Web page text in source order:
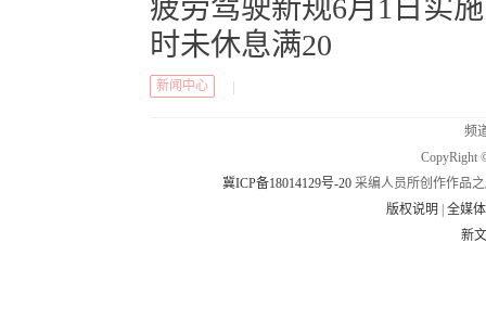
疲劳驾驶新规6月1日实
时未休息满20
新闻中心
频
CopyRight
冀ICP备18014129号-20 采编人员所创作作品
版权说明
|全媒
新